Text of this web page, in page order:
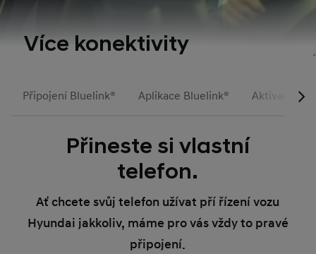
Více konektivity
Připojení Bluelink® Aplikace Bluelink® Aktivace
Přineste si vlastní
telefon.
Ať chcete svůj telefon užívat pří řízení vozu
Hyundai jakkoliv, máme pro vás vždy to pravé
připojení.